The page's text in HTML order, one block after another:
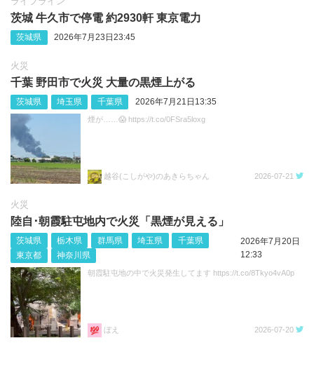
茨城 牛久市で停電 約2930軒 東京電力
茨城県 2026年7月23日23:45
火災
千葉 野田市で火災 大量の黒煙上がる
茨城県 埼玉県 千葉県 2026年7月21日13:35
煙が……😱 https://t.co/0FSra5loxg
越谷(こしがや)のあきらちゃん 2026-07-21
火災
陸自･朝霞駐屯地内で火災「黒煙が見える」
茨城県 栃木県 群馬県 埼玉県
千葉県
東京都
神奈川県
2026年7月20日
12:33
朝霞駐屯地の中で火災発生してます https://t.co/8Tkyo4vA0p
ぼえ 2026-07-20